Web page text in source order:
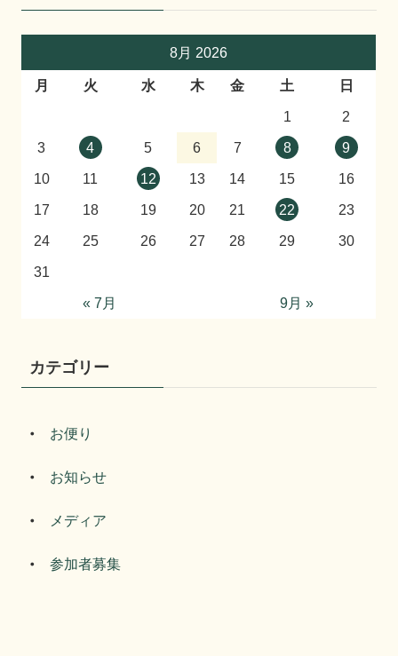
8月 2026
月 火 水 木 金 土
日
1
2
3
4 5 6 7 8
9
10
11 12 13 14 15
16
17
18 19 20 21 22
23
24
25 26 27 28 29
30
31
« 7月
9月 »
カテゴリー
お便り
お知らせ
メディア
参加者募集